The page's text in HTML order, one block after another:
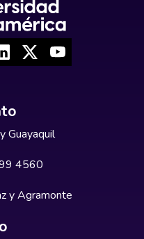
Guayaquil
4560
y Agramonte